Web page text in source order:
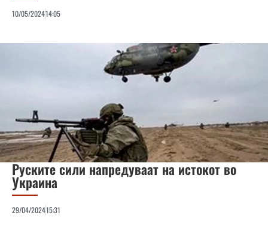
10/05/202414:05
Руските сили напредуваат на истокот во
Украина
29/04/202415:31